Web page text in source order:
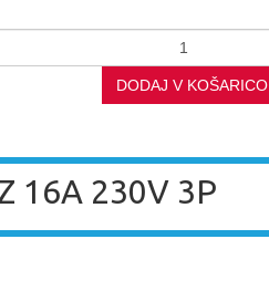
DODAJ V KOŠARICO
16A 230V 3P